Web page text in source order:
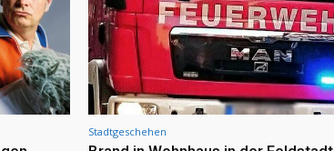
Stadtgeschehen